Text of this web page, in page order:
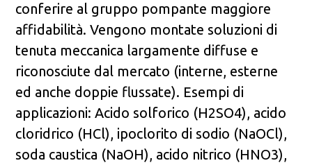
conferire al gruppo pompante maggiore
affidabilità. Vengono montate soluzioni di
tenuta meccanica largamente diffuse e
riconosciute dal mercato (interne, esterne
ed anche doppie flussate). Esempi di
applicazioni: Acido solforico (H2SO4), acido
cloridrico (HCl), ipoclorito di sodio (NaOCl),
soda caustica (NaOH), acido nitrico (HNO3),